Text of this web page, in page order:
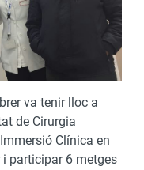
va tenir lloc a
de Cirurgia
Clínica en
participar 6 metges